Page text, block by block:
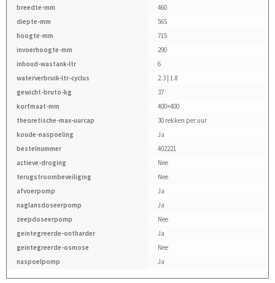
breedte-mm
460
diepte-mm
565
hoogte-mm
715
invoerhoogte-mm
290
inhoud-wastank-ltr
6
waterverbruik-ltr-cyclus
2.3 | 1.8
gewicht-bruto-kg
37
korfmaat-mm
400×400
theoretische-max-uurcap
30 rekken per uur
koude-naspoeling
Ja
bestelnummer
402221
actieve-droging
Nee
terugstroombeveiliging
Nee
afvoerpomp
Ja
naglansdoseerpomp
Ja
zeepdoseerpomp
Nee
geintegreerde-ontharder
Ja
geintegreerde-osmose
Nee
naspoelpomp
Ja